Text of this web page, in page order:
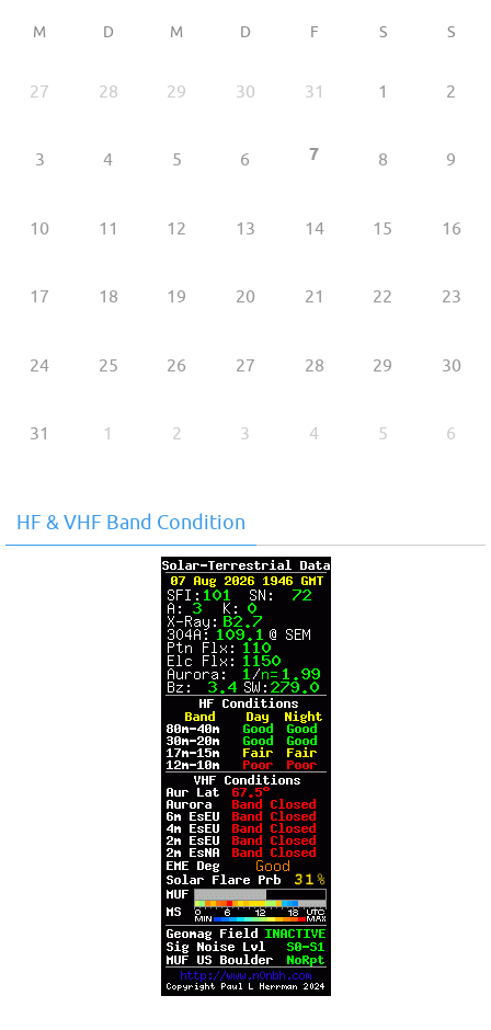
M D M D F S S
27 28 29 30 31 1 2
3 4 5 6 7 8 9
10 11 12 13 14 15 16
17 18 19 20 21 22 23
24 25 26 27 28 29 30
31 1 2 3 4 5 6
HF & VHF Band Condition